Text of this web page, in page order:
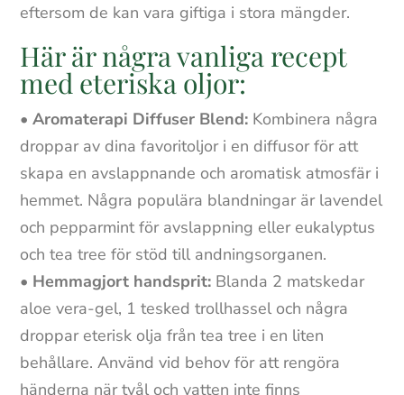
eftersom de kan vara giftiga i stora mängder.
Här är några vanliga recept
med eteriska oljor:
•Aromaterapi Diffuser Blend: Kombinera några
droppar av dina favoritoljor i en diffusor för att
skapa en avslappnande och aromatisk atmosfär i
hemmet. Några populära blandningar är lavendel
och pepparmint för avslappning eller eukalyptus
och tea tree för stöd till andningsorganen.
• Hemmagjort handsprit: Blanda 2 matskedar
aloe vera-gel, 1 tesked trollhassel och några
droppar eterisk olja från tea tree i en liten
behållare. Använd vid behov för att rengöra
händerna när tvål och vatten inte finns